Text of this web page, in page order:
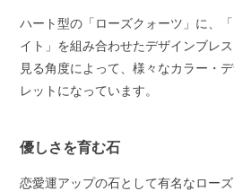
ハート型の「ローズクォーツ」に、
イト」を組み合わせたデザインブレス
見る角度によって、様々なカラー・
レットになっています。
優しさを育む石
恋愛運アップの石として有名なロー